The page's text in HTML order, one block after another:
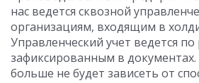
нас ведется сквозной
организациям, входящим в
Управленческий учет ведется
зафиксированным в
больше не будет зависеть от